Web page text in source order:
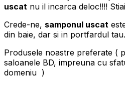
uscat nu il incarca deloc!!!!
Crede-ne, samponul uscat
din baie, dar si in portfardul tau.
Produsele noastre preferate (
saloanele BD, impreuna cu
domeniu )